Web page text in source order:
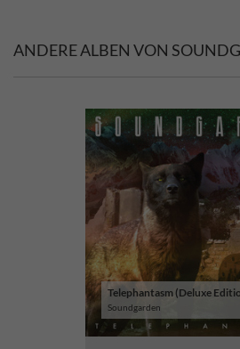
ANDERE ALBEN VON
Telephantasm (Deluxe
Soundgarden